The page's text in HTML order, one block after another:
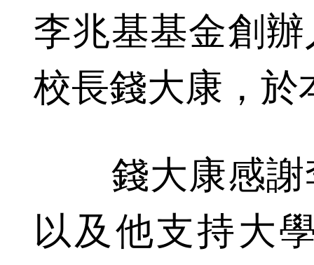
李兆基基金創
校長錢大康，於
錢大康感謝
以及他支持大